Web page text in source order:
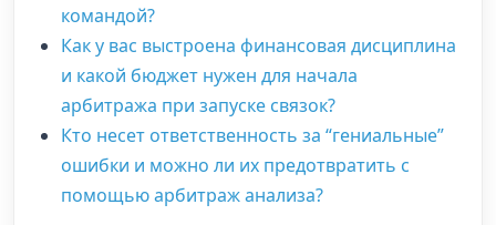
командой?
Как у вас выстроена финансовая дисциплина
и какой бюджет нужен для начала
арбитража при запуске связок?
Кто несет ответственность за “гениальные”
ошибки и можно ли их предотвратить с
помощью арбитраж анализа?